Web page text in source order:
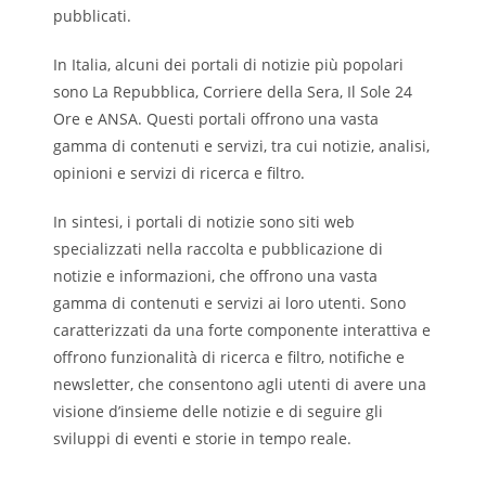
pubblicati.
In Italia, alcuni dei portali di notizie più popolari
sono La Repubblica, Corriere della Sera, Il Sole 24
Ore e ANSA. Questi portali offrono una vasta
gamma di contenuti e servizi, tra cui notizie, analisi,
opinioni e servizi di ricerca e filtro.
In sintesi, i portali di notizie sono siti web
specializzati nella raccolta e pubblicazione di
notizie e informazioni, che offrono una vasta
gamma di contenuti e servizi ai loro utenti. Sono
caratterizzati da una forte componente interattiva e
offrono funzionalità di ricerca e filtro, notifiche e
newsletter, che consentono agli utenti di avere una
visione d’insieme delle notizie e di seguire gli
sviluppi di eventi e storie in tempo reale.